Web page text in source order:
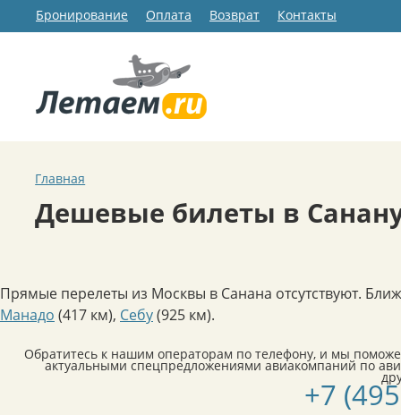
Бронирование Оплата Возврат Контакты
Главная
Дешевые билеты в
Прямые перелеты из Москвы в Санана отсутствуют.
Манадо (417 км), Себу(925 км).
Обратитесь к нашим операторам по телефону, и мы
актуальными спецпредложениями авиакомпаний по
+7